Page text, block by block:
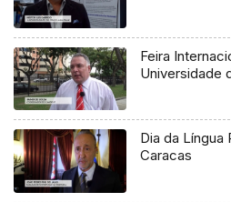
Feira
Universidade
Dia da Língua
Caracas